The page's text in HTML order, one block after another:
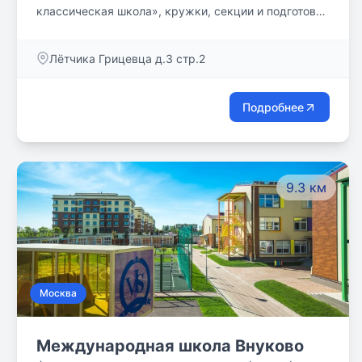
классическая школа», кружки, секции и подготовка
Лётчика Грицевца д.3 стр.2
Подробнее
9.3 км
Москва
Международная школа Внуково